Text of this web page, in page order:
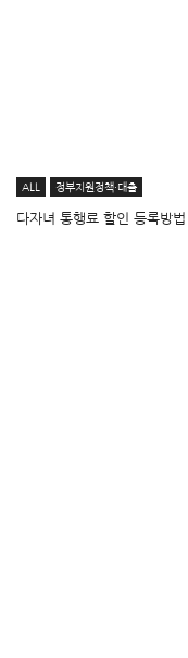
ALL 정부지원정책·대출
다자녀 통행료 할인 등록방